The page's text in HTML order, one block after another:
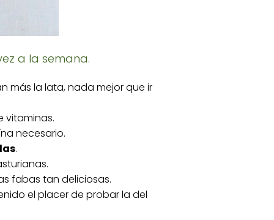
a la semana.
más la lata, nada mejor que ir
vitaminas.
necesario.
.
fabas tan deliciosas.
el placer de probar la del